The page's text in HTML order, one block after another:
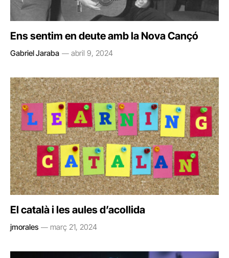
Ens sentim en deute amb la Nova Cançó
Gabriel Jaraba abril 9, 2024
El català i les aules d’acollida
jmorales març 21, 2024